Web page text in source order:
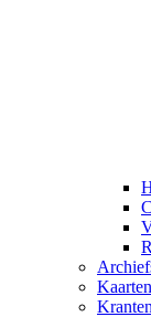
Kaarten
Kranten